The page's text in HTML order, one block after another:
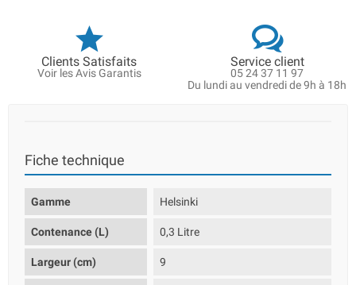
Clients Satisfaits
Voir les Avis Garantis
Service client
05 24 37 11 97
Du lundi au vendredi de 9h à 18h
Fiche technique
Gamme Helsinki
Contenance (L) 0,3 Litre
Largeur (cm) 9